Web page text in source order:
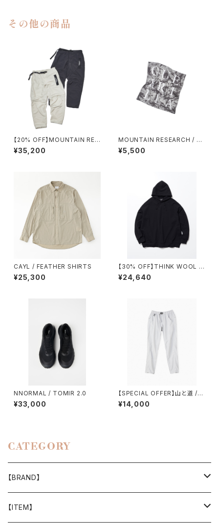
その他の商品
【20% OFF】MOUNTAIN RES
EARCH / ID PANTS +
¥35,200
MOUNTAIN RESEARCH / SP
LATRAIL BANDANA
¥5,500
CAYL / FEATHER SHIRTS
¥25,300
【30% OFF】THINK WOOL /
BRUSHED LINING PARKA
¥24,640
NNORMAL / TOMIR 2.0
¥33,000
【SPECIAL OFFER】山と道 /５
POCKET PANTS（WOMEN）
¥14,000
CATEGORY
【BRAND】
山と道
【ITEM】